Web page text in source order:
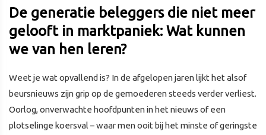
De generatie beleggers die niet meer
gelooft in marktpaniek: Wat kunnen
we van hen leren?
Weet je wat opvallend is? In de afgelopen jaren lijkt het alsof
beursnieuws zijn grip op de gemoederen steeds verder verliest.
Oorlog, onverwachte hoofdpunten in het nieuws of een
plotselinge koersval – waar men ooit bij het minste of geringste